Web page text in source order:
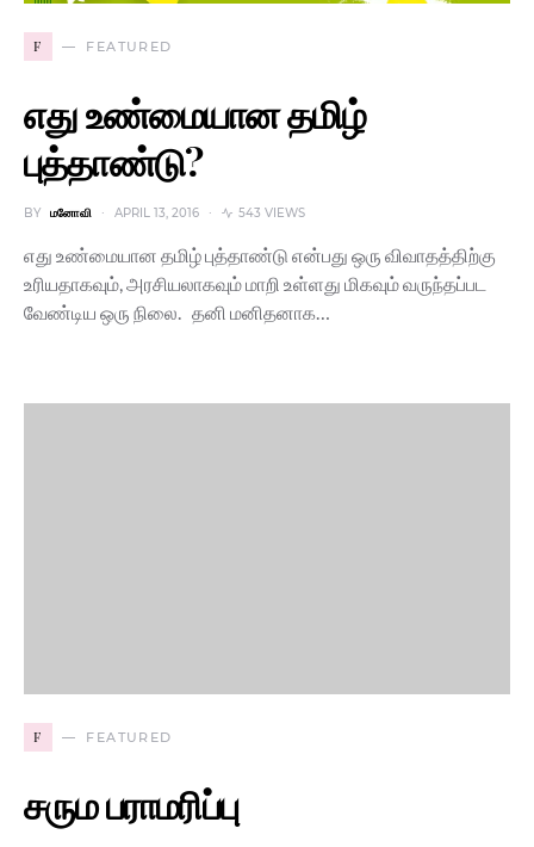
F FEATURED
எது உண்மையான தமிழ்
புத்தாண்டு?
BY மனோவி APRIL 13, 2016 543 VIEWS
எது உண்மையான தமிழ் புத்தாண்டு என்பது ஒரு விவாதத்திற்கு
உரியதாகவும், அரசியலாகவும் மாறி உள்ளது மிகவும் வருந்தப்பட
வேண்டிய ஒரு நிலை. தனி மனிதனாக…
F FEATURED
சரும பராமரிப்பு